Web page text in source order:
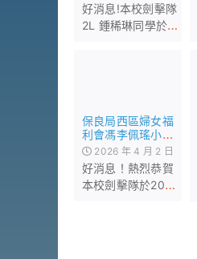
好消息!本校劍擊隊
2L 鍾稀琳同學於
獲U8女子花劍亞
軍，恭喜！恭喜！
保良局西區婦女福
利會馮李佩瑤小學
第四屆劍擊邀請賽
2026 年 4 月 2 日
好消息！熱烈恭賀
本校劍擊隊於2026